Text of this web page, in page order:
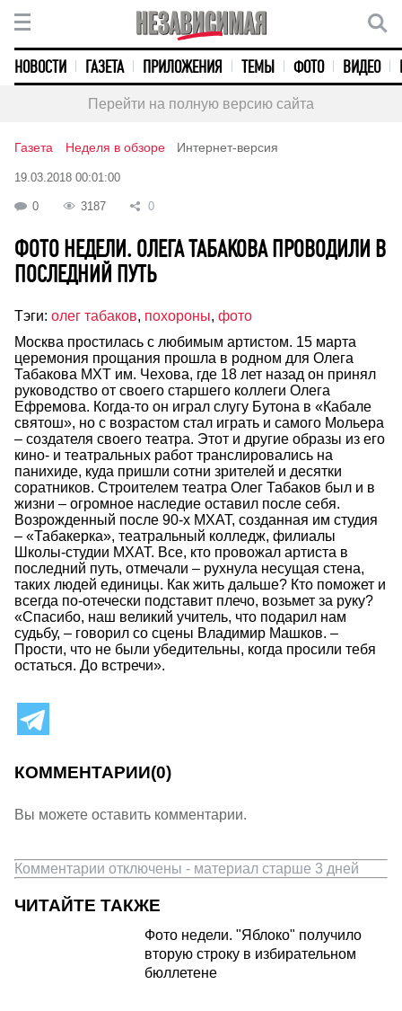
НОВОСТИ ГАЗЕТА ПРИЛОЖЕНИЯ ТЕМЫ ФОТО ВИДЕО
Перейти на полную версию сайта
Газета Неделя в обзоре Интернет-версия
19.03.2018 00:01:00
0 3187 0
ФОТО НЕДЕЛИ. ОЛЕГА ТАБАКОВА ПРОВОДИЛИ В
ПОСЛЕДНИЙ ПУТЬ
Тэги: олег табаков, похороны, фото
Москва простилась с любимым артистом. 15 марта
церемония прощания прошла в родном для Олега
Табакова МХТ им. Чехова, где 18 лет назад он принял
руководство от своего старшего коллеги Олега
Ефремова. Когда-то он играл слугу Бутона в «Кабале
святош», но с возрастом стал играть и самого Мольера
– создателя своего театра. Этот и другие образы из его
кино- и театральных работ транслировались на
панихиде, куда пришли сотни зрителей и десятки
соратников. Строителем театра Олег Табаков был и в
жизни – огромное наследие оставил после себя.
Возрожденный после 90-х МХАТ, созданная им студия
– «Табакерка», театральный колледж, филиалы
Школы-студии МХАТ. Все, кто провожал артиста в
последний путь, отмечали – рухнула несущая стена,
таких людей единицы. Как жить дальше? Кто поможет и
всегда по-отечески подставит плечо, возьмет за руку?
«Спасибо, наш великий учитель, что подарил нам
судьбу, – говорил со сцены Владимир Машков. –
Прости, что не были убедительны, когда просили тебя
остаться. До встречи».
КОММЕНТАРИИ(0)
Вы можете оставить комментарии.
Комментарии отключены - материал старше 3 дней
ЧИТАЙТЕ ТАКЖЕ
Фото недели. "Яблоко" получило
вторую строку в избирательном
бюллетене